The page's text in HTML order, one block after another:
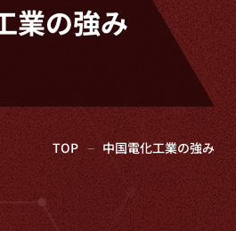
業の強み
TOP 中国電化工業の強み